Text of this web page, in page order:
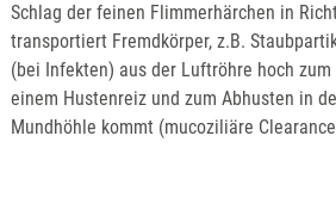
Schlag der feinen Flimmerhärchen in
transportiert Fremdkörper, z.B.
(bei Infekten) aus der Luftröhre hoch
einem Hustenreiz und zum Abhusten in
Mundhöhle kommt (mucoziliäre